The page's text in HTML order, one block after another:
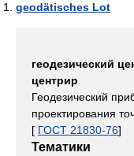
geodätisches Lot
геодезический
центрир
Геодезический
проектирования
[ ГОСТ 21830-76]
Тематики